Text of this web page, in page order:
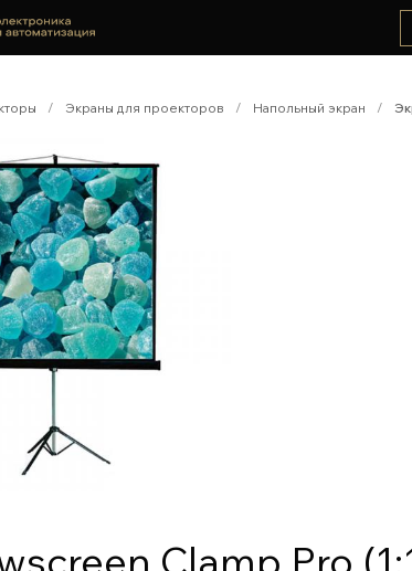
/ Экраны для проекторов / Напольный экран /
Clamp Pro